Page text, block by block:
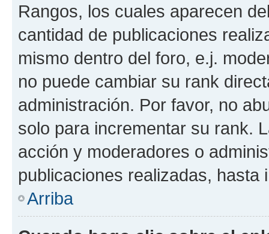
Rangos, los cuales aparecen
cantidad de publicaciones
mismo dentro del foro, e.j.
no puede cambiar su rank
administración. Por favor, no
solo para incrementar su rank.
acción y moderadores o
publicaciones realizadas, hasta
Arriba